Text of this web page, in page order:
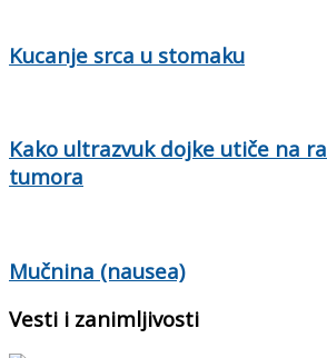
Kucanje srca u stomaku
Kako ultrazvuk dojke utiče na
tumora
Mučnina (nausea)
Vesti i zanimljivosti